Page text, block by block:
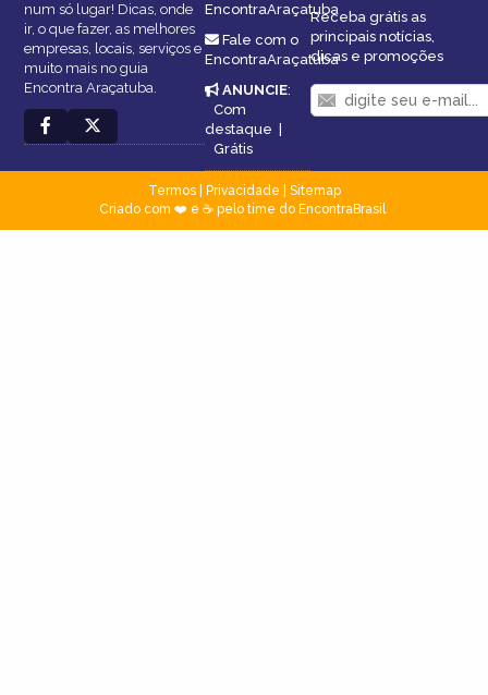
num só lugar! Dicas, onde
ir, o que fazer, as melhores
empresas, locais, serviços e
muito mais no guia
Encontra Araçatuba.
EncontraAraçatuba
Fale com o
EncontraAraçatuba
ANUNCIE:
Com
destaque
Grátis
Receba grátis as
principais notícias,
dicas e promoções
Termos| Privacidade
Sitemap
Criado com ❤️ e ☕ pelo time do EncontraBrasil